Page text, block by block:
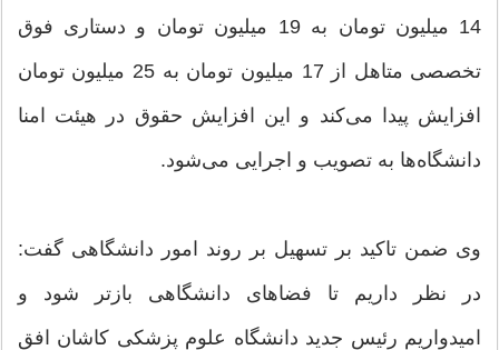
14 میلیون تومان به 19 میلیون تومان و دستاری فوق
تخصصی متاهل از 17 میلیون تومان به 25 میلیون تومان
افزایش پیدا می‌کند و این افزایش حقوق در هیئت امنا
دانشگاه‌ها به تصویب و اجرایی می‌شود.
وی ضمن تاکید بر تسهیل بر روند امور دانشگاهی گفت:
در نظر داریم تا فضاهای دانشگاهی بازتر شود و
امیدواریم رئیس جدید دانشگاه علوم پزشکی کاشان افق